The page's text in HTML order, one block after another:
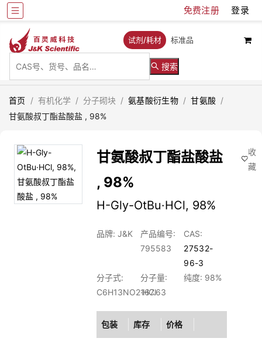
免费注册 登录
试剂/耗材 标准品
搜索
首页 / 有机化学 / 分子砌块 / 氨基酸衍生物 / 甘氨酸 /
甘氨酸叔丁酯盐酸盐 , 98%
甘氨酸叔丁酯盐酸盐
, 98%
H-Gly-OtBu·HCl, 98%
品牌: J&K
产品编号:
795583
CAS:
27532-
96-3
分子式:
C6H13NO2·HCl
分子量:
167.63
纯度: 98%
包装 库存 价格
收
藏